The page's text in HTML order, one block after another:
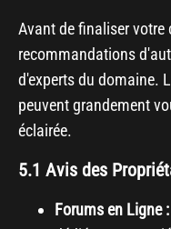
Avant de finaliser
recommandations
d'experts du domaine.
peuvent grandement
éclairée.
5.1 Avis des
Forums en Ligne :